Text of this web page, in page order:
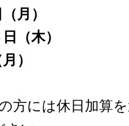
月）
（木）
）
方には休日加算